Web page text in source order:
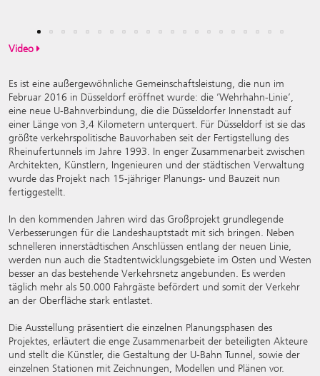
Video
Es ist eine außergewöhnliche Gemeinschaftsleistung, die nun im
Februar 2016 in Düsseldorf eröffnet wurde: die ’Wehrhahn-Linie’,
eine neue U-Bahnverbindung, die die Düsseldorfer Innenstadt auf
einer Länge von 3,4 Kilometern unterquert. Für Düsseldorf ist sie das
größte verkehrspolitische Bauvorhaben seit der Fertigstellung des
Rheinufertunnels im Jahre 1993. In enger Zusammenarbeit zwischen
Architekten, Künstlern, Ingenieuren und der städtischen Verwaltung
wurde das Projekt nach 15-jähriger Planungs- und Bauzeit nun
fertiggestellt.
In den kommenden Jahren wird das Großprojekt grundlegende
Verbesserungen für die Landeshauptstadt mit sich bringen. Neben
schnelleren innerstädtischen Anschlüssen entlang der neuen Linie,
werden nun auch die Stadtentwicklungsgebiete im Osten und Westen
besser an das bestehende Verkehrsnetz angebunden. Es werden
täglich mehr als 50.000 Fahrgäste befördert und somit der Verkehr
an der Oberfläche stark entlastet.
Die Ausstellung präsentiert die einzelnen Planungsphasen des
Projektes, erläutert die enge Zusammenarbeit der beteiligten Akteure
und stellt die Künstler, die Gestaltung der U-Bahn Tunnel, sowie der
einzelnen Stationen mit Zeichnungen, Modellen und Plänen vor.